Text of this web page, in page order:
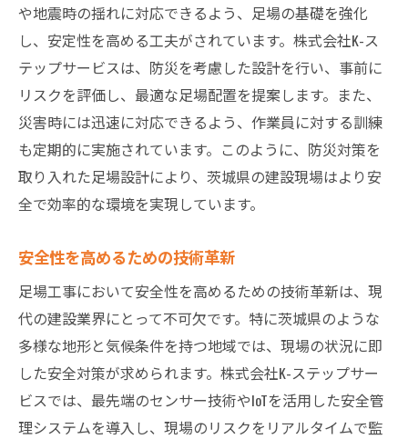
や地震時の揺れに対応できるよう、足場の基礎を強化
し、安定性を高める工夫がされています。株式会社K-ス
テップサービスは、防災を考慮した設計を行い、事前に
リスクを評価し、最適な足場配置を提案します。また、
災害時には迅速に対応できるよう、作業員に対する訓練
も定期的に実施されています。このように、防災対策を
取り入れた足場設計により、茨城県の建設現場はより安
全で効率的な環境を実現しています。
安全性を高めるための技術革新
足場工事において安全性を高めるための技術革新は、現
代の建設業界にとって不可欠です。特に茨城県のような
多様な地形と気候条件を持つ地域では、現場の状況に即
した安全対策が求められます。株式会社K-ステップサー
ビスでは、最先端のセンサー技術やIoTを活用した安全管
理システムを導入し、現場のリスクをリアルタイムで監